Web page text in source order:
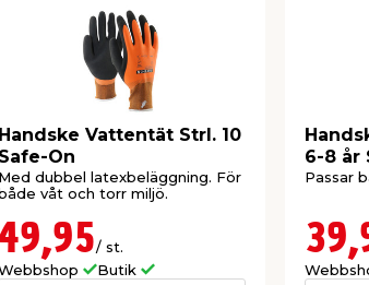
Handske Vattentät Strl. 10
Safe-On
Med dubbel latexbeläggning. För
våt och torr miljö.
/ st.
Butik
6-8 år
Passar